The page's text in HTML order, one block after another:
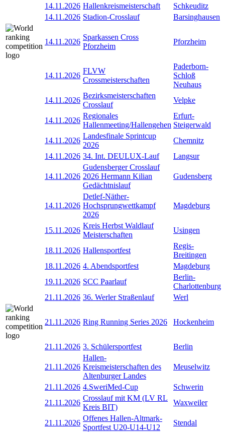
14.11.2026 Hallenkreismeisterschaft
Schkeuditz
14.11.2026 Stadion-Crosslauf Barsinghausen
14.11.2026
Sparkassen Cross
Pforzheim
Pforzheim
14.11.2026
FLVW
Crossmeisterschaften
Paderborn-
Schloß
Neuhaus
14.11.2026
Bezirksmeisterschaften
Crosslauf
Velpke
14.11.2026
Regionales
Hallenmeeting/Hallengehen
Erfurt-
Steigerwald
14.11.2026
Landesfinale Sprintcup
2026
Chemnitz
14.11.2026 34. Int. DEULUX-Lauf Langsur
14.11.2026
Gudensberger Crosslauf
2026 Hermann Kilian
Gedächtnislauf
Gudensberg
14.11.2026
Detlef-Näther-
Hochsprungwettkampf
2026
Magdeburg
15.11.2026
Kreis Herbst Waldlauf
Meisterschaften
Usingen
18.11.2026 Hallensportfest
Regis-
Breitingen
18.11.2026 4. Abendsportfest
Magdeburg
19.11.2026 SCC Paarlauf
Berlin-
Charlottenburg
21.11.2026 36. Werler Straßenlauf Werl
21.11.2026 Ring Running Series 2026 Hockenheim
21.11.2026 3. Schülersportfest Berlin
21.11.2026
Hallen-
Kreismeisterschaften des
Altenburger Landes
Meuselwitz
21.11.2026 4.SweriMed-Cup
Schwerin
21.11.2026
Crosslauf mit KM (LV RL
Kreis BIT)
Waxweiler
21.11.2026
Offenes Hallen-Altmark-
Sportfest U20-U14-U12
Stendal